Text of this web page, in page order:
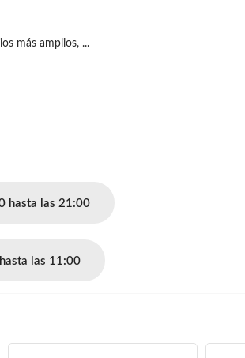
más amplios, ...
hasta las 21:00
las 11:00